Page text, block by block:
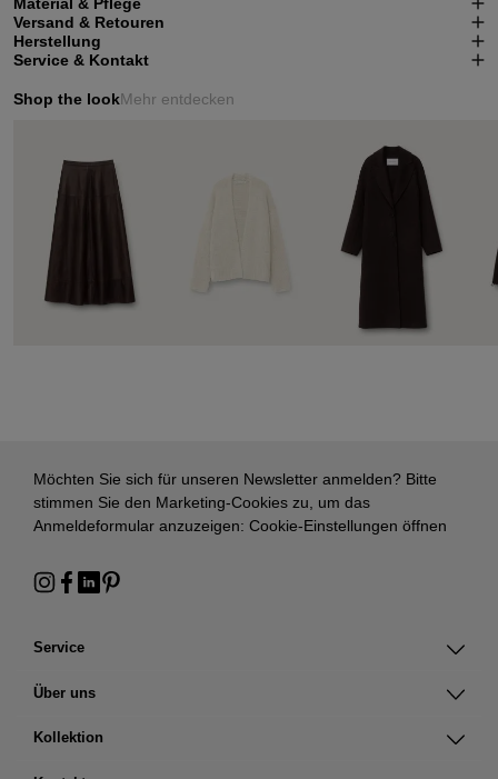
Versand & Retouren
Herstellung
Service & Kontakt
Shop the lookMehr entdecken
Service
Über uns
Kollektion
Möchten Sie sich für unseren Newsletter anmelden? Bitte
stimmen Sie den Marketing-Cookies zu, um das
Anmeldeformular anzuzeigen: Cookie-Einstellungen öffnen